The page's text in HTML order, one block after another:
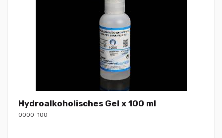
Hydroalkoholisches Gel x 100 ml
0000-100